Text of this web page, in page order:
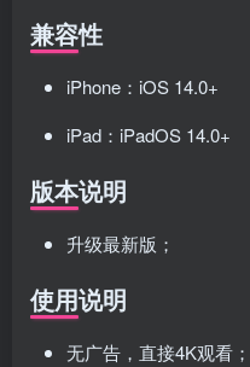
兼容性
iPhone：iOS 14.0+
iPad：iPadOS 14.0+
版本说明
升级最新版；
使用说明
无广告，直接4K观看；